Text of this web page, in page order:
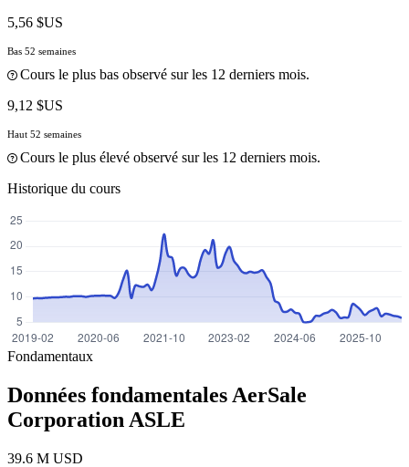
5,56 $US
Bas 52 semaines
Cours le plus bas observé sur les 12 derniers mois.
9,12 $US
Haut 52 semaines
Cours le plus élevé observé sur les 12 derniers mois.
Historique du cours
Fondamentaux
Données fondamentales AerSale
Corporation ASLE
39.6 M USD